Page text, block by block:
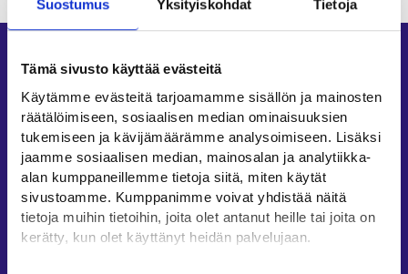
Suostumus Yksityiskohdat Tietoja
Tämä sivusto käyttää evästeitä
Käytämme evästeitä tarjoamamme sisällön ja mainosten
räätälöimiseen, sosiaalisen median ominaisuuksien
tukemiseen ja kävijämäärämme analysoimiseen. Lisäksi
jaamme sosiaalisen median, mainosalan ja analytiikka-
alan kumppaneillemme tietoja siitä, miten käytät
sivustoamme. Kumppanimme voivat yhdistää näitä
tietoja muihin tietoihin, joita olet antanut heille tai joita on
kerätty, kun olet käyttänyt heidän palvelujaan.
Oikopolut
Asiointi
Oma työpolku
Työnhakuprofiili
Avoimet työpaikat
Tietoa muilla kielillä
Asiakaspalvelu